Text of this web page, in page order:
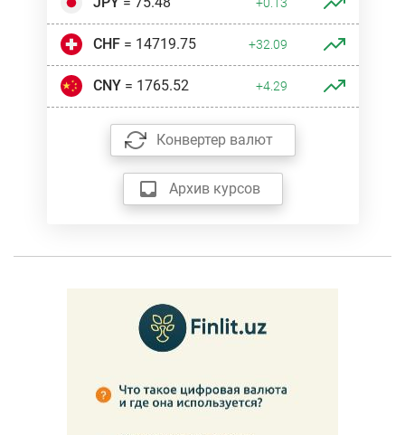
+0.13
CHF= 14719.75 +32.09
CNY= 1765.52 +4.29
Конвертер валют
Архив курсов